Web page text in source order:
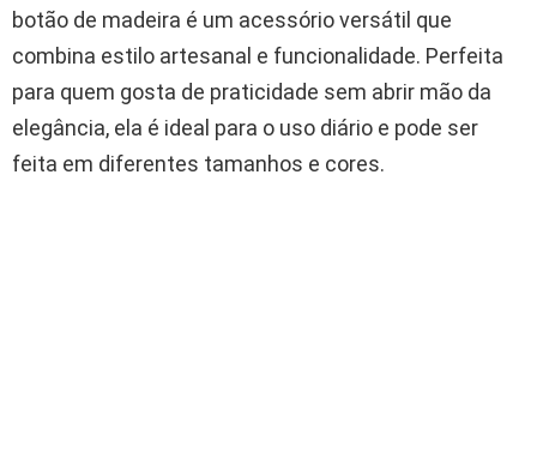
botão de madeira é um acessório versátil que
combina estilo artesanal e funcionalidade. Perfeita
para quem gosta de praticidade sem abrir mão da
elegância, ela é ideal para o uso diário e pode ser
feita em diferentes tamanhos e cores.